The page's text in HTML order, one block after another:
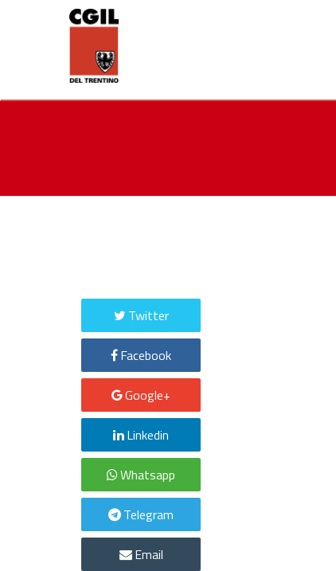
Twitter
Facebook
Google+
Linkedin
Whatsapp
Telegram
Email